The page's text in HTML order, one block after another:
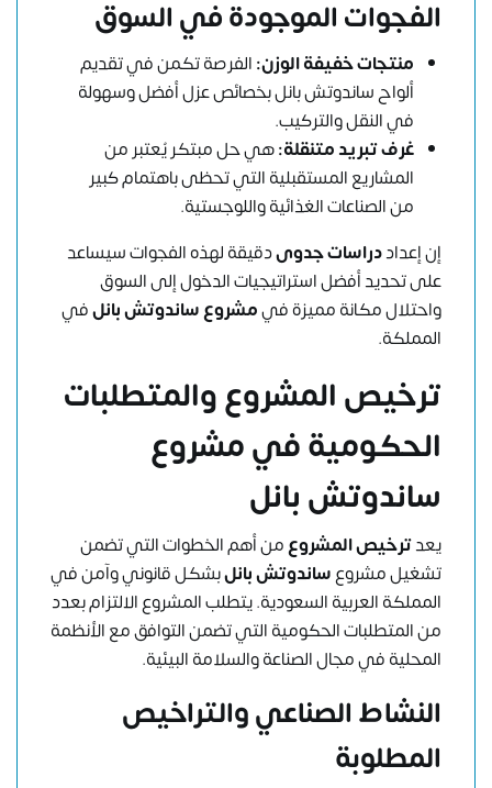
الفجوات الموجودة في السوق
منتجات خفيفة الوزن:الفرصة تكمن في تقديم
ألواح ساندوتش بانل بخصائص عزل أفضل وسهولة
في النقل والتركيب.
غرف تبريد متنقلة:هي حل مبتكر يُعتبر من
المشاريع المستقبلية التي تحظى باهتمام كبير
من الصناعات الغذائية واللوجستية.
إن إعداددراسات جدوىدقيقة لهذه الفجوات سيساعد
على تحديد أفضل استراتيجيات الدخول إلى السوق
واحتلال مكانة مميزة فيمشروع ساندوتش بانلفي
المملكة.
ترخيص المشروع والمتطلبات
الحكومية في مشروع
ساندوتش بانل
يعدترخيص المشروعمن أهم الخطوات التي تضمن
تشغيل مشروعساندوتش بانلبشكل قانوني وآمن في
المملكة العربية السعودية. يتطلب المشروع الالتزام بعدد
من المتطلبات الحكومية التي تضمن التوافق مع الأنظمة
المحلية في مجال الصناعة والسلامة البيئية.
النشاط الصناعي والتراخيص
المطلوبة